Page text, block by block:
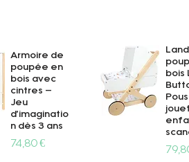
Armoire de
poupée en
bois avec
cintres –
Jeu
d’imaginatio
n dès 3 ans
Prix
74,80 €
bois
jouet
Prix